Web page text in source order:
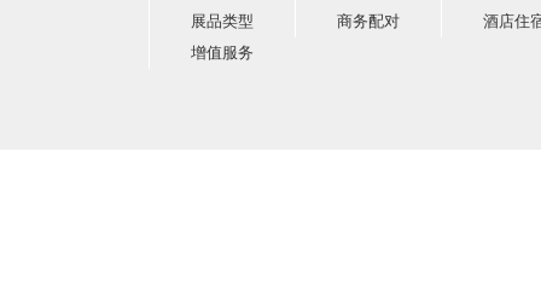
展品类型
增值服务
商务配对
酒店住